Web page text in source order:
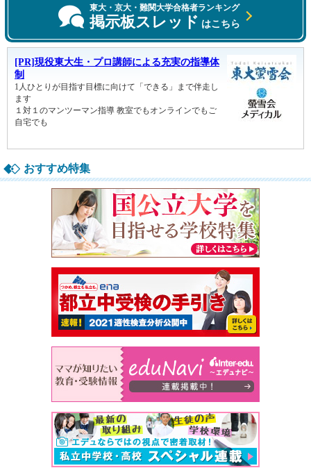
東大・京大・難関大学合格者ランキング
掲示板スレッド はこちら
おすすめ特集